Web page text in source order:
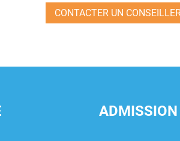
CONTACTER UN
ADMISSION